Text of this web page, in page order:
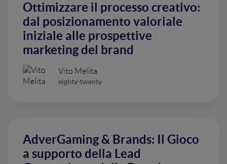
Ottimizzare il processo creativo:
dal posizionamento valoriale
iniziale alle prospettive
marketing del brand
Vito Melita
eighty-twenty
AdverGaming & Brands: Il Gioco
a supporto della Lead